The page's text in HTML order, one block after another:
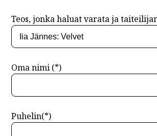
Teos, jonka haluat varata ja
Oma nimi (*)
Puhelin(*)